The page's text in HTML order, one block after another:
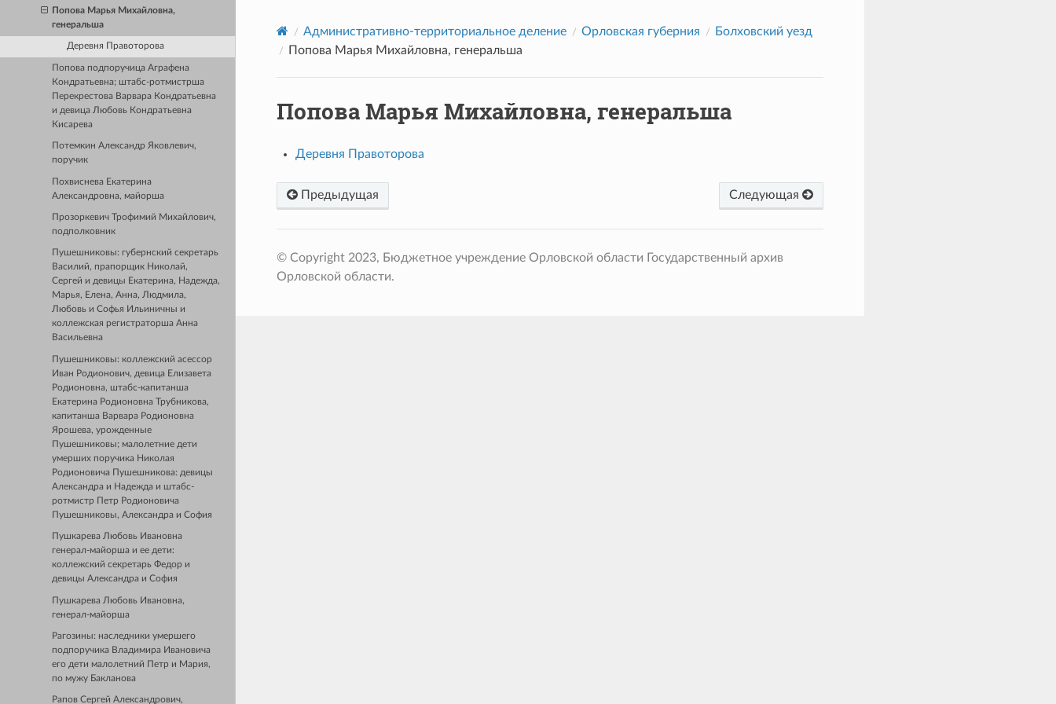
Попова Марья Михайловна,
генеральша
Деревня Правоторова
Попова подпоручица Аграфена
Кондратьевна; штабс-ротмистрша
Перекрестова Варвара Кондратьевна
и девица Любовь Кондратьевна
Кисарева
Потемкин Александр Яковлевич,
поручик
Похвиснева Екатерина
Александровна, майорша
Прозоркевич Трофимий Михайлович,
подполковник
Пушешниковы: губернский секретарь
Василий, прапорщик Николай,
Сергей и девицы Екатерина, Надежда,
Марья, Елена, Анна, Людмила,
Любовь и Софья Ильиничны и
коллежская регистраторша Анна
Васильевна
Пушешниковы: коллежский асессор
Иван Родионович, девица Елизавета
Родионовна, штабс-капитанша
Екатерина Родионовна Трубникова,
капитанша Варвара Родионовна
Ярошева, урожденные
Пушешниковы; малолетние дети
умерших поручика Николая
Родионовича Пушешникова: девицы
Александра и Надежда и штабс-
ротмистр Петр Родионовича
Пушешниковы, Александра и София
Пушкарева Любовь Ивановна
генерал-майорша и ее дети:
коллежский секретарь Федор и
девицы Александра и София
Пушкарева Любовь Ивановна,
генерал-майорша
Рагозины: наследники умершего
подпоручика Владимира Ивановича
его дети малолетний Петр и Мария,
по мужу Бакланова
Рапов Сергей Александрович,
Административно-территориальное деление Орловская губерния
Болховский уезд
Попова Марья Михайловна, генеральша
Попова Марья Михайловна, генеральша
Деревня Правоторова
Предыдущая Следующая
© Copyright 2023, Бюджетное учреждение Орловской области Государственный архив
Орловской области.